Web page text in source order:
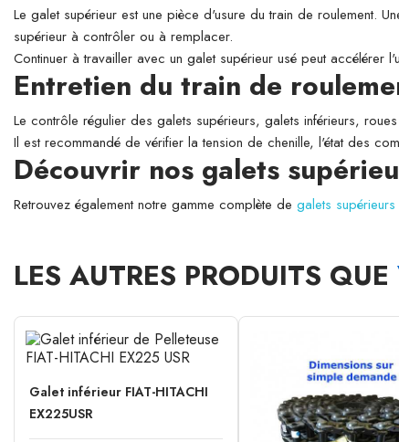
Le galet supérieur est une pièce d'usure du train de roulement.
supérieur à contrôler ou à remplacer.
Continuer à travailler avec un galet supérieur usé peut
Entretien du train de
Le contrôle régulier des galets supérieurs, galets inférieurs,
Il est recommandé de vérifier la tension de chenille, l'état des
Découvrir nos galets
Retrouvez également notre gamme complète de galets supérieurs
LES AUTRES PRODUITS QUE
Galet inférieur FIAT-HITACHI
EX225USR